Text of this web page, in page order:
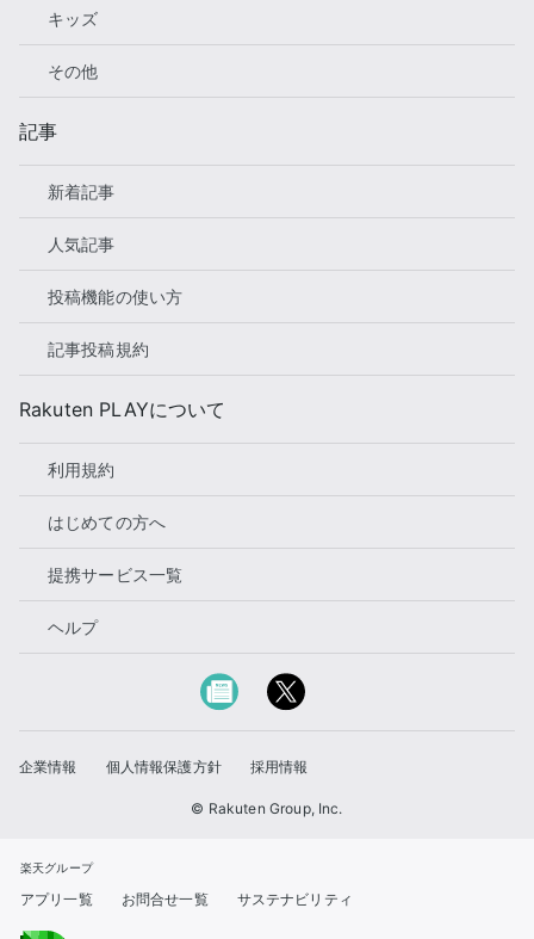
キッズ
その他
記事
新着記事
人気記事
投稿機能の使い方
記事投稿規約
Rakuten PLAYについて
利用規約
はじめての方へ
提携サービス一覧
ヘルプ
企業情報 個人情報保護方針 採用情報
© Rakuten Group, Inc.
楽天グループ
アプリ一覧 お問合せ一覧 サステナビリティ